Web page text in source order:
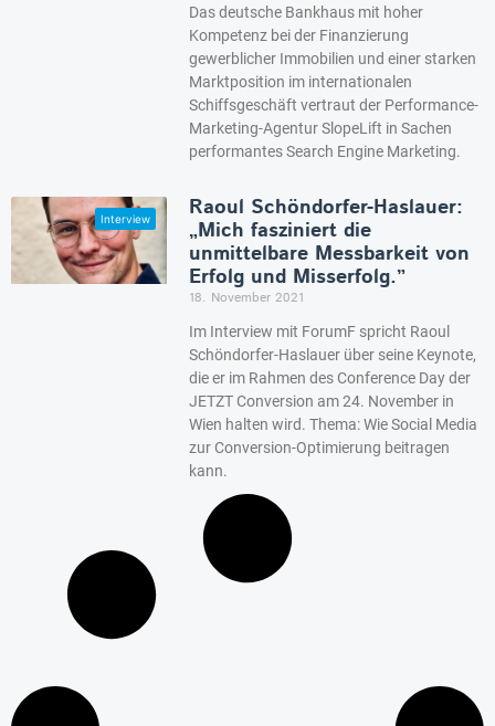
Das deutsche Bankhaus mit hoher
Kompetenz bei der Finanzierung
gewerblicher Immobilien und einer starken
Marktposition im internationalen
Schiffsgeschäft vertraut der Performance-
Marketing-Agentur SlopeLift in Sachen
performantes Search Engine Marketing.
Raoul Schöndorfer-Haslauer:
„Mich fasziniert die
unmittelbare Messbarkeit von
Erfolg und Misserfolg.”
18. November 2021
Im Interview mit ForumF spricht Raoul
Schöndorfer-Haslauer über seine Keynote,
die er im Rahmen des Conference Day der
JETZT Conversion am 24. November in
Wien halten wird. Thema: Wie Social Media
zur Conversion-Optimierung beitragen
kann.